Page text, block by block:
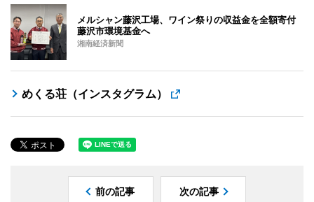
メルシャン藤沢工場、ワイン祭りの収益金を全額寄付
藤沢市環境基金へ
湘南経済新聞
めくる荘（インスタグラム）
前の記事 次の記事